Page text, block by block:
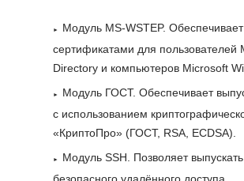
Модуль MS-WSTEP.
сертификатами для пользователей
Directory и компьютеров Microsoft
Модуль ГОСТ. Обеспечивает
с использованием
«КриптоПро» (ГОСТ, RSA, ECDSA).
Модуль SSH. Позволяет